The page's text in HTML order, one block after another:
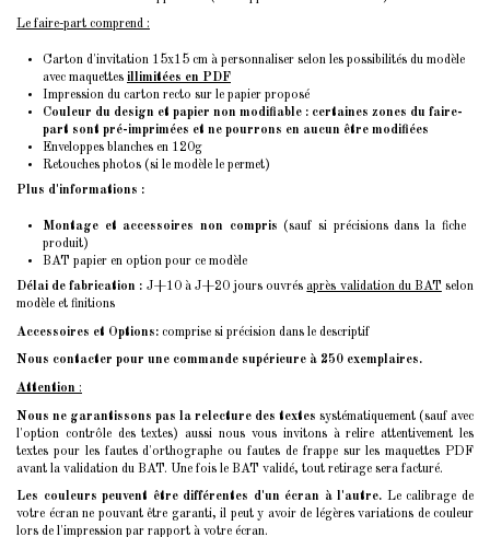
Le faire-part comprend :
Carton d'invitation 15x15 cm à personnaliser selon les possibilités du modèle
avec maquettes illimitées en PDF
Impression du carton recto sur le papier proposé
Couleur du design et papier non modifiable : certaines zones du faire-
part sont pré-imprimées et ne pourrons en aucun être modifiées
Enveloppes blanches en 120g
Retouches photos (si le modèle le permet)
Plus d'informations :
Montage et accessoires non compris (sauf si précisions dans la fiche
produit)
BAT papier en option pour ce modèle
Délai de fabrication : J+10 à J+20 jours ouvrés après validation du BAT selon
modèle et finitions
Accessoires et Options: comprise si précision dans le descriptif
Nous contacter pour une commande supérieure à 250 exemplaires.
Attention :
Nous ne garantissons pas la relecture des textes systématiquement (sauf avec
l'option contrôle des textes) aussi nous vous invitons à relire attentivement les
textes pour les fautes d'orthographe ou fautes de frappe sur les maquettes PDF
avant la validation du BAT. Une fois le BAT validé, tout retirage sera facturé.
Les couleurs peuvent être différentes d'un écran à l'autre. Le calibrage de
votre écran ne pouvant être garanti, il peut y avoir de légères variations de couleur
lors de l'impression par rapport à votre écran.